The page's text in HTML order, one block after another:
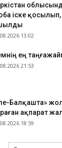
іске
13:02
ең
21:53
Балқашта»
ақпарат
18:59